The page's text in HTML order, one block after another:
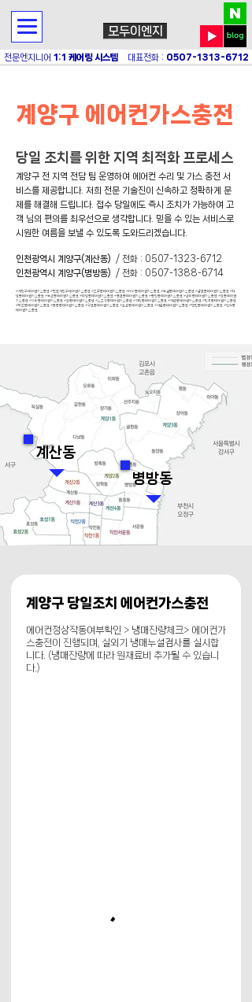
모두이엔지
전문엔지니어 1:1 케어링 시스템 대표전화 : 0507-1313-6712
계양구 에어컨가스충전
당일 조치를 위한 지역 최적화 프로세스
계양구 전 지역 전담 팀 운영하여 에어컨 수리 및 가스 충전 서
비스를 제공합니다. 저희 전문 기술진이 신속하고 정확하게 문
제를 해결해 드립니다. 접수 당일에도 즉시 조치가 가능하여 고
객 님의 편의를 최우선으로 생각합니다. 믿을 수 있는 서비스로
시원한 여름을 보낼 수 있도록 도와드리겠습니다.
인천광역시 계양구(계산동) / 전화 : 0507-1323-6712
인천광역시 계양구(병방동) / 전화 : 0507-1388-6714
#계양구에어컨가스충전 #인천계양구에어컨가스충전 #오류동에어컨가스충전 #이화동에어컨가스충전 #둑실동에어컨가스충전 #갈현동에어컨가스충전 #다
남동에어컨가스충전 #목상동에어컨가스충전 #다남동에어컨가스충전 #귤현동에어컨가스충전 #동양동에어컨가스충전 #상야동에어컨가스충전 #평동에어컨
가스충전 #하야동에어컨가스충전 #평동에어컨가스충전 #노오지동에어컨가스충전 #계양동에어컨가스충전 #계산동에어컨가스충전 #방축동에어컨가스충전
#박촌동에어컨가스충전 #용종동에어컨가스충전 #작전동에어컨가스충전 #효성동에어컨가스충전 #서운동에어컨가스충전 #병방동에어컨가스충전 #임학동
에어컨가스충전
계산동
병방동
계양구 당일조치 에어컨가스충전
에어컨정상작동여부확인 > 냉매잔량체크> 에어컨가
스충전이 진행되며, 실외기 냉매누설검사를 실시합
니다. (냉매잔량에 따라 원재료비 추가될 수 있습니
다.)